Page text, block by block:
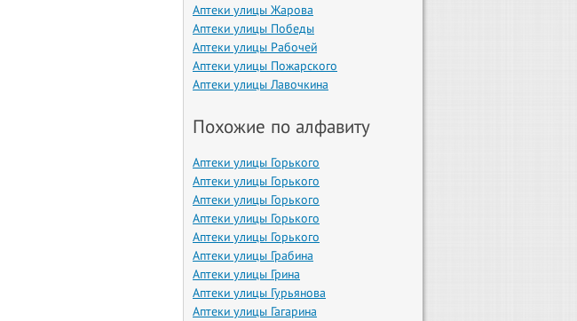
Аптеки улицы Жарова
Аптеки улицы Победы
Аптеки улицы Рабочей
Аптеки улицы Пожарского
Аптеки улицы Лавочкина
Похожие по алфавиту
Аптеки улицы Горького
Аптеки улицы Горького
Аптеки улицы Горького
Аптеки улицы Горького
Аптеки улицы Горького
Аптеки улицы Грабина
Аптеки улицы Грина
Аптеки улицы Гурьянова
Аптеки улицы Гагарина